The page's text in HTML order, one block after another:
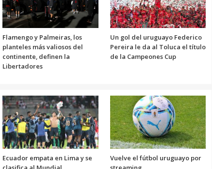
Flamengo y Palmeiras, los
planteles más valiosos del
continente, definen la
Libertadores
Un gol del uruguayo Federico
Pereira le da al Toluca el título
de la Campeones Cup
Ecuador empata en Lima y se
Vuelve el fútbol uruguayo por